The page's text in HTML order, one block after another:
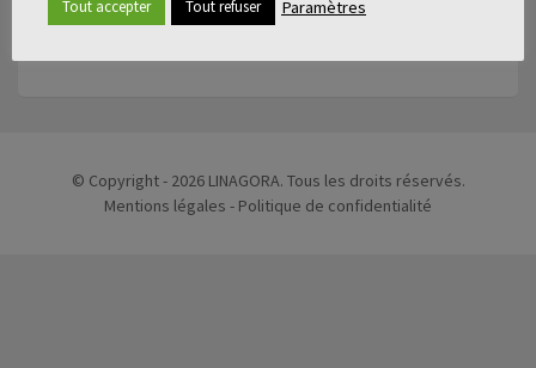
© Copyright - 2026 LINAGORA. Tous les droits réservés.
Mentions légales - Politique de confidentialité
Tout accepter Tout refuser Paramètres